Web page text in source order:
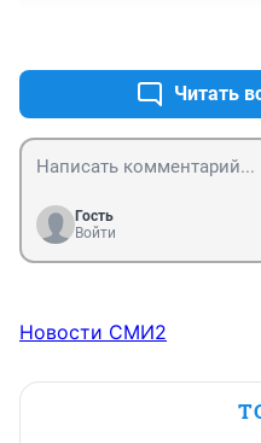
Читать
Гость
Войти
Новости СМИ2